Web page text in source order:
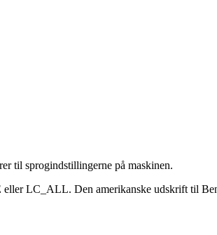
til sprogindstillingerne på maskinen.
LC_ALL. Den amerikanske udskrift til